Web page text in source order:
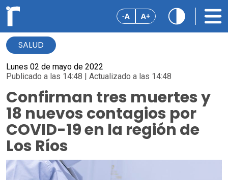
-A A+
SALUD
Lunes 02 de mayo de 2022
Publicado a las 14:48 | Actualizado a las 14:48
Confirman tres muertes y
18 nuevos contagios por
COVID-19 en la región de
Los Ríos